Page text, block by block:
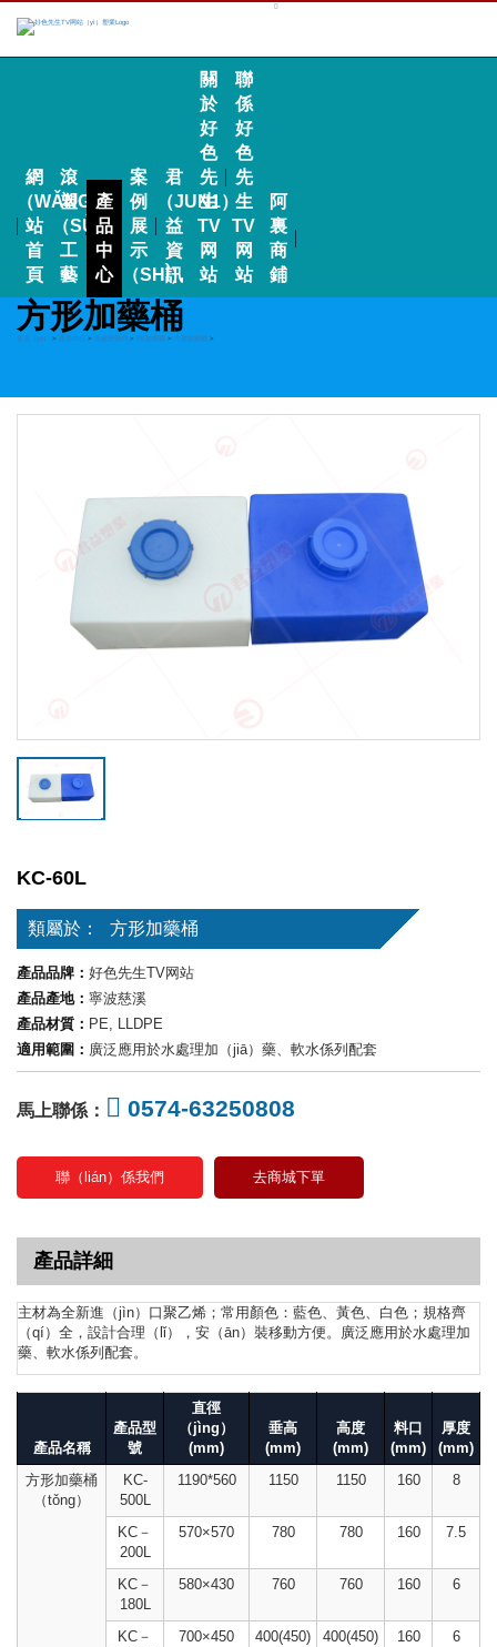
網
（WǍNG）
站
首
頁
滾
塑
（SÙ）
工
藝
產
品
中
心
案
例
展
示
（SHÌ）
君
（JUN1）
益
資
訊
關
於
好
色
先
生
TV
网
站
聯
係
好
色
先
生
TV
网
站
阿
裏
商
鋪
方形加藥桶
首頁（yè） > 產品中心 > 水處理係列 > PE加藥桶 > 方形加藥桶 >
KC-60L
類屬於： 方形加藥桶
產品品牌： 好色先生TV网站
產品產地： 寧波慈溪
產品材質： PE, LLDPE
適用範圍： 廣泛應用於水處理加（jiā）藥、軟水係列配套
馬上聯係： 0574-63250808
聯（lián）係我們 去商城下單
產品詳細
主材為全新進（jìn）口聚乙烯；常用顏色：藍色、黃色、白色；規格齊
（qí）全，設計合理（lǐ），安（ān）裝移動方便。廣泛應用於水處理加
藥、軟水係列配套。
產品名稱
產品型
號
直徑
（jìng）
(mm)
垂高
(mm)
高度
(mm)
料口
(mm)
厚度
(mm)
方形加藥桶
（tǒng）
KC-
500L
1190*560 1150 1150 160 8
KC－
200L
570×570 780 780 160 7.5
KC－
180L
580×430 760 760 160 6
KC－
700×450 400(450) 400(450) 160 6